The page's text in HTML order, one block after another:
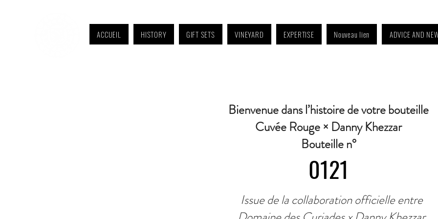
ACCUEIL HISTORY GIFT SETS VINEYARD EXPERTISE Nouveau lien ADVICE AND
Bienvenue dans l’histoire de votre bouteille
Cuvée Rouge × Danny Khezzar
Bouteille n°
0121
Issue de la collaboration officielle entre